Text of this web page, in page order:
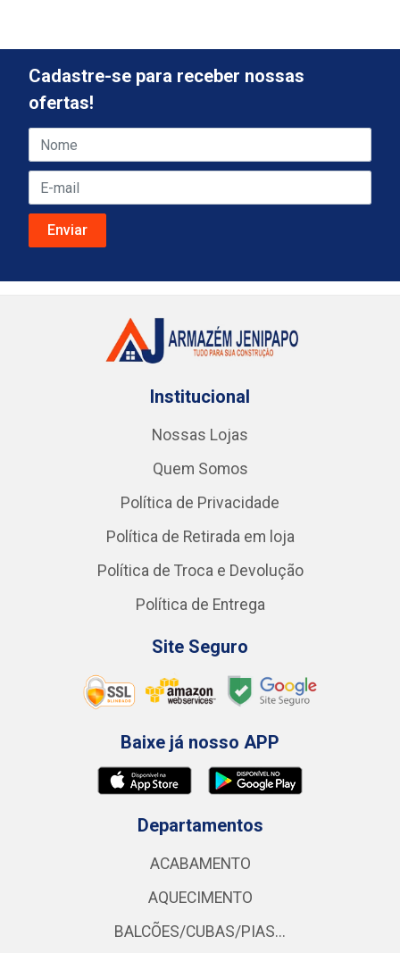
Cadastre-se para receber nossas
ofertas!
Institucional
Nossas Lojas
Quem Somos
Política de Privacidade
Política de Retirada em loja
Política de Troca e Devolução
Política de Entrega
Site Seguro
Baixe já nosso APP
Departamentos
ACABAMENTO
AQUECIMENTO
BALCÕES/CUBAS/PIAS...